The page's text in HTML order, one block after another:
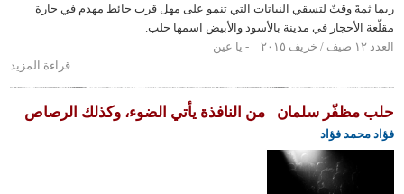
وقتٌ لتسقي النباتات التي تنمو على مهل قرب حائط مهدم في حارة
في مدينة بالأسود والأبيض اسمها حلب.
يا عين
قراءة المزيدحول
العدسة
١٨/٣٠٠
سلمان من النافذة يأتي الضوء، وكذلك الرصاص
فؤاد